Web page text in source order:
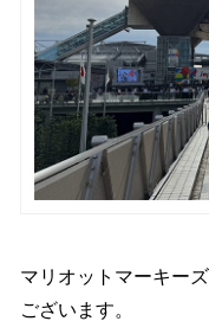
マリオットマーキー
ございます。